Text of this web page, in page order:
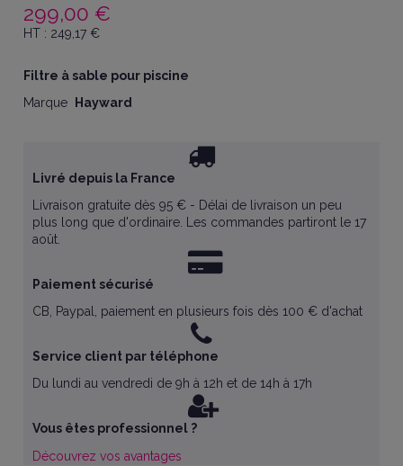
299,00 €
HT : 249,17€
Filtre à sable pour piscine
Marque
Hayward
Livré depuis la France
Livraison gratuite dès 95 € - Délai de livraison un peu
plus long que d'ordinaire. Les commandes partiront le 17
août.
Paiement sécurisé
CB, Paypal, paiement en plusieurs fois dès 100 € d'achat
Service client par téléphone
Du lundi au vendredi de 9h à 12h et de 14h à 17h
Vous êtes professionnel ?
Découvrez vos avantages